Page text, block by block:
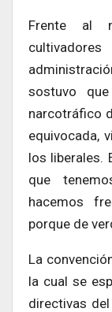
Frente al
sostuvo
narcotráfico
equivocada,
los liberales.
que
hacemos
porque de
La
la cual se
directivas